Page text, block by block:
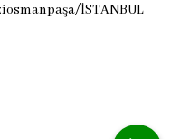
İSTANBUL